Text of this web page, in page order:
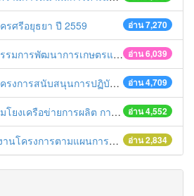
อ่าน 7,270
รศรีอยุธยา ปี 2559
อ่าน 6,039
เกษตรและสหกรณ์จังหวัดพระนครศรีอยุธยา
อ่าน 4,709
เฝ้าระวังและควบคุมมาตรฐานสินค้าเกษตรระดับจังหวัด
อ่าน 4,552
ผลิต การตลาดสินค้าเกษตรและอาหารปลอดภัย
อ่าน 2,834
จของผู้ตรวจราชการกระทรวงเกษตรและสหกรณ์ เขต 1